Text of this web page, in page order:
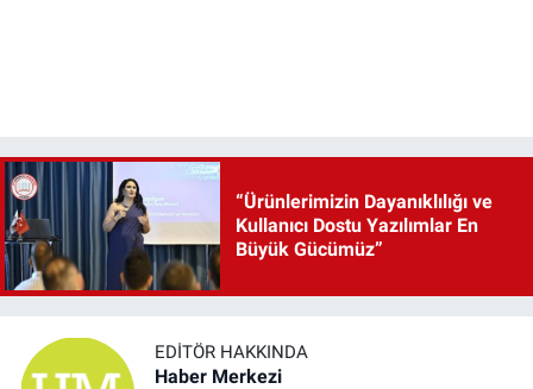
“Ürünlerimizin Dayanıklılığı ve
Kullanıcı Dostu Yazılımlar En
Büyük Gücümüz”
EDITÖR HAKKINDA
Haber Merkezi